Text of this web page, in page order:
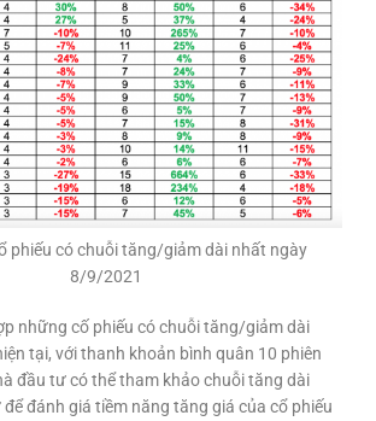
phiếu có chuỗi tăng/giảm dài nhất ngày
8/9/2021
những cố phiếu có chuỗi tăng/giảm dài
tại, với thanh khoản bình quân 10 phiên
đầu tư có thể tham khảo chuỗi tăng dài
đánh giá tiềm năng tăng giá của cổ phiếu